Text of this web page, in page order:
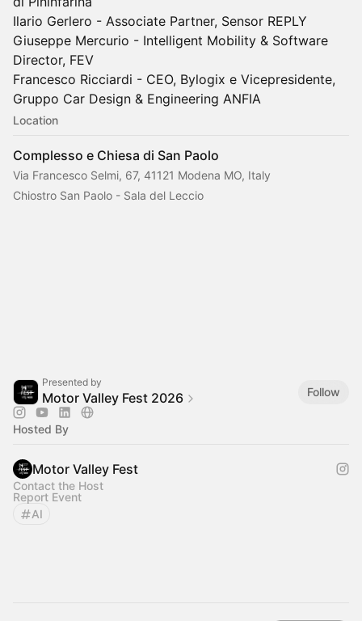
Ilario Gerlero - Associate Partner, Sensor REPLY
Giuseppe Mercurio - Intelligent Mobility & Software
Director, FEV
Francesco Ricciardi - CEO, Bylogix e Vicepresidente,
Gruppo Car Design & Engineering ANFIA
Location
Complesso e Chiesa di San Paolo
Via Francesco Selmi, 67, 41121 Modena MO, Italy
Chiostro San Paolo - Sala del Leccio
Presented by
Motor Valley Fest 2026 Follow
Hosted By
Motor Valley Fest
Contact the Host
Report Event
AI